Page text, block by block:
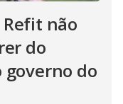
não
do
do